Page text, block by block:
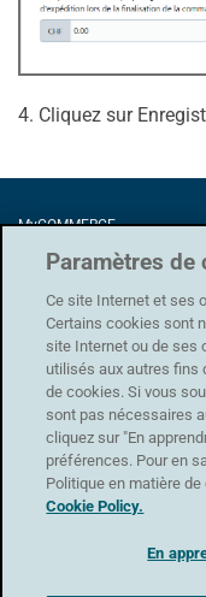
4. Cliquez sur
MyCOMMERCE
Förrlibuckstrasse 62
8005 Zürich
Protection des données
Paramètres
Ce site Internet et ses
Certains cookies sont
site Internet ou de ses
utilisés aux autres fins
de cookies. Si vous
sont pas nécessaires
cliquez sur "En
préférences. Pour en
Politique en matière de
Cookie Policy.
En